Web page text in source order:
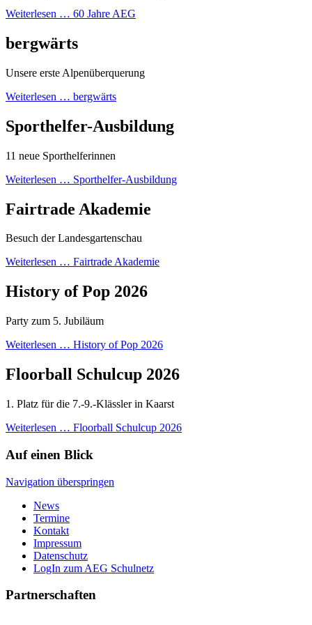
Weiterlesen … 60 Jahre AEG
bergwärts
Unsere erste Alpenüberquerung
Weiterlesen … bergwärts
Sporthelfer-Ausbildung
11 neue Sporthelferinnen
Weiterlesen … Sporthelfer-Ausbildung
Fairtrade Akademie
Besuch der Landesgartenschau
Weiterlesen … Fairtrade Akademie
History of Pop 2026
Party zum 5. Jubiläum
Weiterlesen … History of Pop 2026
Floorball Schulcup 2026
1. Platz für die 7.-9.-Klässler in Kaarst
Weiterlesen … Floorball Schulcup 2026
Auf einen Blick
Navigation überspringen
News
Termine
Kontakt
Impressum
Datenschutz
LogIn zum AEG Schulnetz
Partnerschaften